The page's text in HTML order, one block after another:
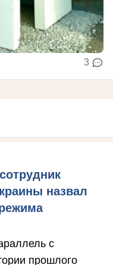
3
назвал
с
прошлого